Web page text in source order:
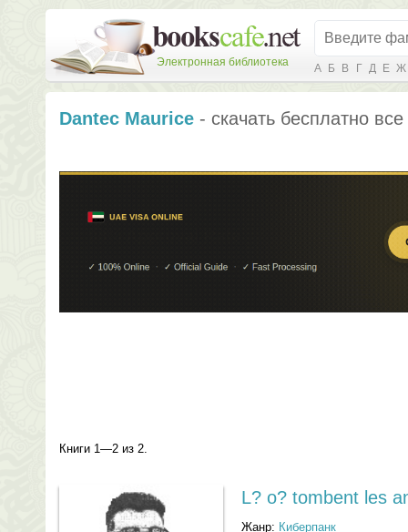
Электронная библиотека А Б В Г Д Е Ж
Dantec Maurice - скачать бесплатно
Книги 1—2 из 2.
L? o? tombent les
Жанр: Киберпанк